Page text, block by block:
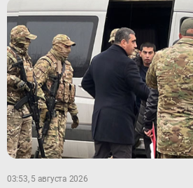
03:53, 5 августа 2026